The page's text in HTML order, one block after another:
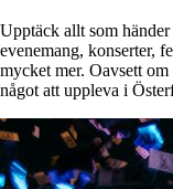
Upptäck allt som
evenemang, konserter,
mycket mer. Oavsett
något att uppleva i